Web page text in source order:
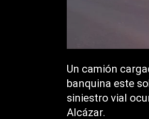
Un camión
banquina este
siniestro vial
Alcázar.